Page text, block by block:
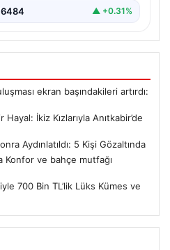
▲ +0.31%
ekran başındakileri artırdı:
İkiz Kızlarıyla Anıtkabir’de
Aydınlatıldı: 5 Kişi Gözaltında
Konfor ve bahçe mutfağı
700 Bin TL’lik Lüks Kümes ve